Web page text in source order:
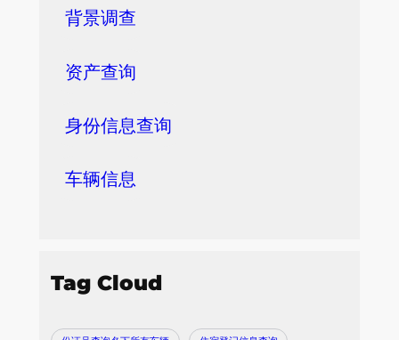
背景调查
资产查询
身份信息查询
车辆信息
Tag Cloud